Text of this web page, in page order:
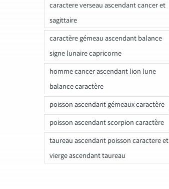
caractere verseau ascendant cancer et
sagittaire
caractère gémeau ascendant balance
signe lunaire capricorne
homme cancer ascendant lion lune
balance caractère
poisson ascendant gémeaux caractère
poisson ascendant scorpion caractère
taureau ascendant poisson caractere et
vierge ascendant taureau